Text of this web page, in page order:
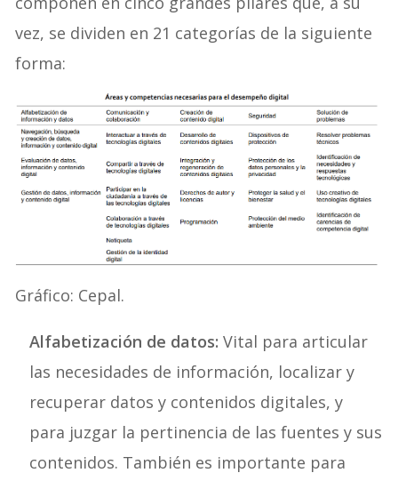
vez, se dividen en 21 categorías de la siguiente
forma:
Gráfico: Cepal.
Alfabetización de datos:Vital para articular
las necesidades de información, localizar y
recuperar datos y contenidos digitales, y
para juzgar la pertinencia de las fuentes y sus
contenidos. También es importante para